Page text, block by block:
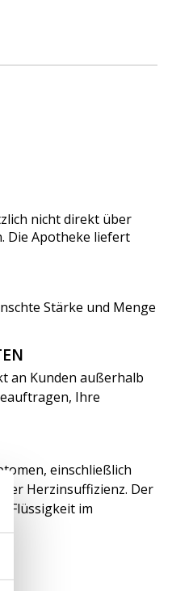
nicht direkt über
Die Apotheke liefert
Stärke und Menge
an Kunden außerhalb
Ihre
einschließlich
Herzinsuffizienz. Der
Flüssigkeit im